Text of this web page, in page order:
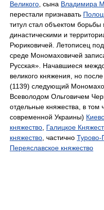
Великого , сына Владимира
перестали признавать
титул стал объектом
династическими и
Рюриковичей. Летописец
среде Мономаховичей
Русская». Начавшиеся
великого княжения, но
(1139) следующий
Всеволодом Ольговичем
отдельные княжества, в том
современной Украины)
княжество Галицкое
княжество , частично Турово-
Переяславское княжество